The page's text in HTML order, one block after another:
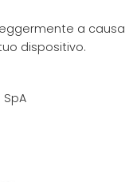
a causa
dispositivo.